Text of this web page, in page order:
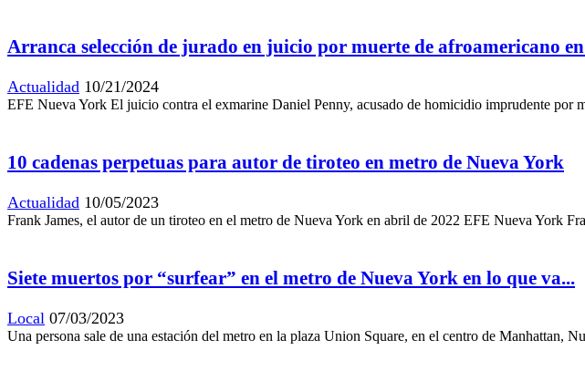
Arranca selección de jurado en juicio por muerte de afroamericano
Actualidad 10/21/2024
EFE Nueva York El juicio contra el exmarine Daniel Penny, acusado de homicidio imprudente por
10 cadenas perpetuas para autor de tiroteo en metro de Nueva York
Actualidad 10/05/2023
Frank James, el autor de un tiroteo en el metro de Nueva York en abril de 2022 EFE Nueva York
Siete muertos por “surfear” en el metro de Nueva York en lo que va...
Local 07/03/2023
Una persona sale de una estación del metro en la plaza Union Square, en el centro de Manhattan,